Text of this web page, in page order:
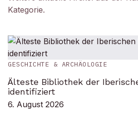
Kategorie.
GESCHICHTE & ARCHÄOLOGIE
Älteste Bibliothek der
identifiziert
6. August 2026